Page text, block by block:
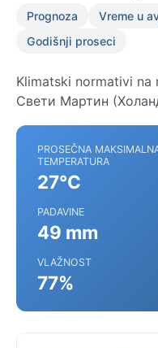
Prognoza Vreme u
Godišnji proseci
Klimatski normativi na
Свети Мартин
PROSEČNA
TEMPERATURA
27°C
PADAVINE
49 mm
VLAŽNOST
77%